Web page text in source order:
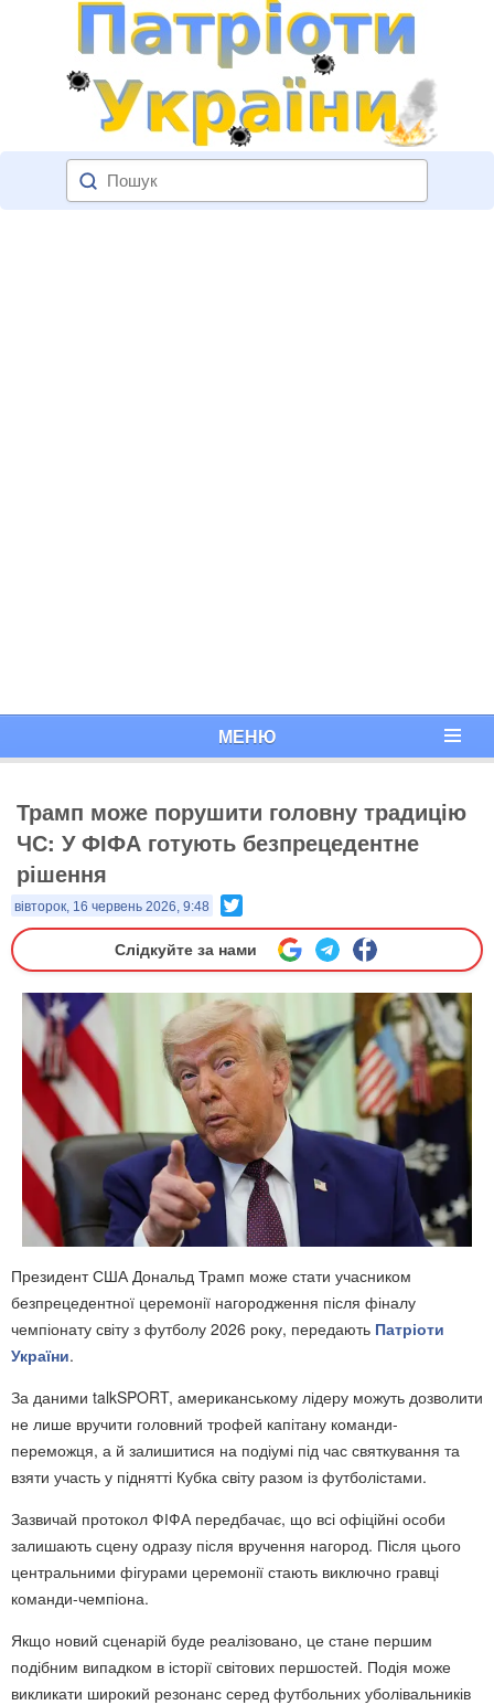
МЕНЮ
Трамп може порушити головну традицію
ЧС: У ФІФА готують безпрецедентне
рішення
вівторок, 16 червень 2026, 9:48
Слідкуйте за нами
Президент США Дональд Трамп може стати учасником
безпрецедентної церемонії нагородження після фіналу
чемпіонату світу з футболу 2026 року, передають Патріоти
України.
За даними talkSPORT, американському лідеру можуть дозволити
не лише вручити головний трофей капітану команди-
переможця, а й залишитися на подіумі під час святкування та
взяти участь у піднятті Кубка світу разом із футболістами.
Зазвичай протокол ФІФА передбачає, що всі офіційні особи
залишають сцену одразу після вручення нагород. Після цього
центральними фігурами церемонії стають виключно гравці
команди-чемпіона.
Якщо новий сценарій буде реалізовано, це стане першим
подібним випадком в історії світових першостей. Подія може
викликати широкий резонанс серед футбольних уболівальників